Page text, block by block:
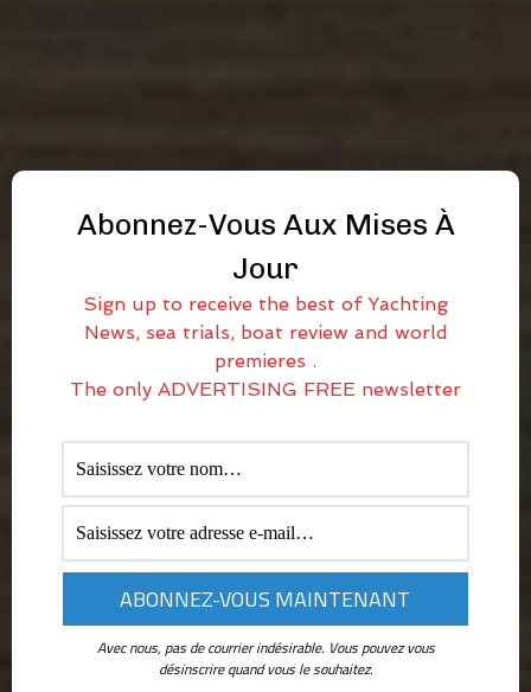
Abonnez-Vous Aux Mises À
Jour
Sign up to receive the best of Yachting
News, sea trials, boat review and world
premieres .
The only ADVERTISING FREE newsletter
Avec nous, pas de courrier indésirable. Vous pouvez vous
désinscrire quand vous le souhaitez.